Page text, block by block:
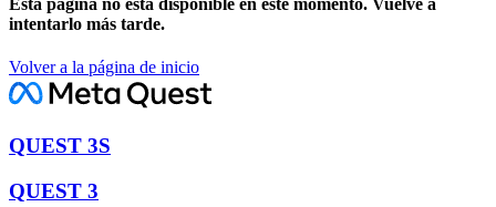
Esta página no está disponible en este momento. Vuelve a
intentarlo más tarde.
Volver a la página de inicio
QUEST 3S
QUEST 3